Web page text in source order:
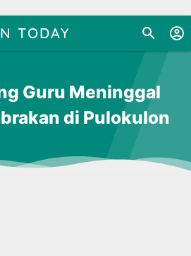
TODAY
Guru Meninggal
di Pulokulon